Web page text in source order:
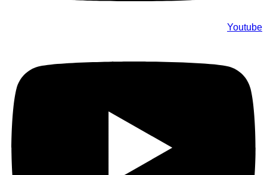
Youtube